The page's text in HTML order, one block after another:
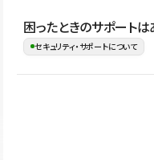
ながらレイアウトに影響を
す。
Studioでは、公開サイトや
の暗号化、データ保護、
はSSL/TLSによる通信暗
困ったときのサポートは
セキュリティ・サポートについて
操作方法や機能について